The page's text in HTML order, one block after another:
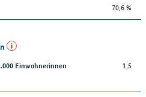
70,6 %
Einwohnerinnen
1,5